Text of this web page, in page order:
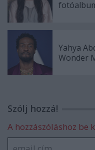
Yahya
Wonder
Szólj hozzá!
A hozzászóláshoz be